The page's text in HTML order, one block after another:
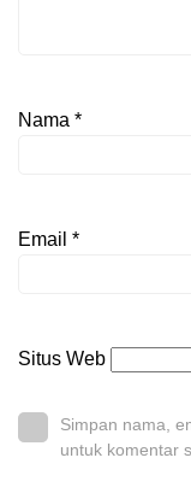
Nama *
Email *
Situs Web
Simpan nama,
untuk komentar